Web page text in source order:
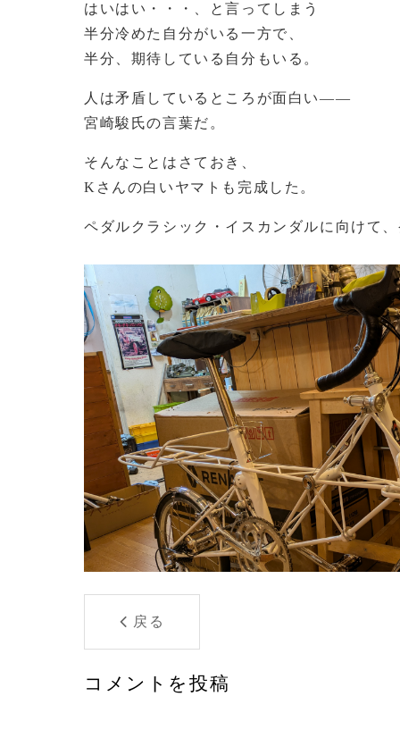
はいはい・・・、と言ってしまう
半分冷めた自分がいる一方で、
半分、期待している自分もいる。
人は矛盾しているところが面白い――
宮崎駿氏の言葉だ。
そんなことはさておき、
Kさんの白いヤマトも完成した。
ペダルクラシック・イスカンダルに向けて、
戻る
コメントを投稿